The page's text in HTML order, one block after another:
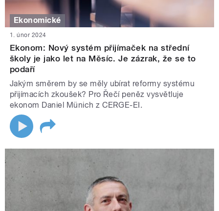
Ekonomické
1. únor 2024
Ekonom: Nový systém přijímaček na střední
školy je jako let na Měsíc. Je zázrak, že se to
podaří
Jakým směrem by se měly ubírat reformy systému
přijímacích zkoušek? Pro Řečí peněz vysvětluje
ekonom Daniel Münich z CERGE-EI.